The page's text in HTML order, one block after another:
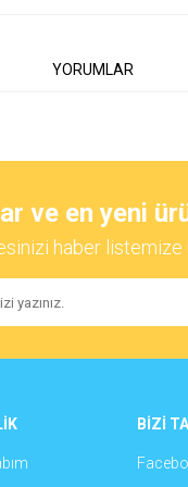
YORUMLAR
ve en yeni
haber
BİZİ